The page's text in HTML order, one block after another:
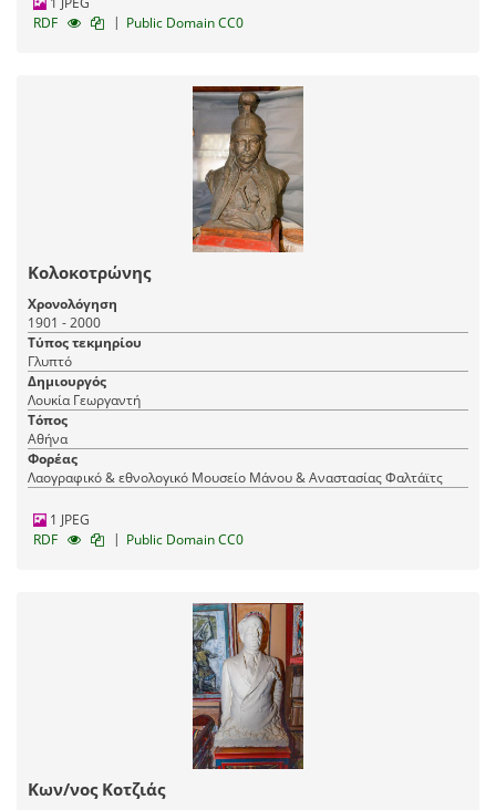
RDF
| Public Domain CC0
Κολοκοτρώνης
Χρονολόγηση
1901 - 2000
Τύπος τεκμηρίου
Γλυπτό
Δημιουργός
Λουκία Γεωργαντή
Τόπος
Αθήνα
Φορέας
Λαογραφικό & εθνολογικό Μουσείο Μάνου & Αναστασίας Φαλτάϊτς
1 JPEG
RDF
| Public Domain CC0
Κων/νος Κοτζιάς